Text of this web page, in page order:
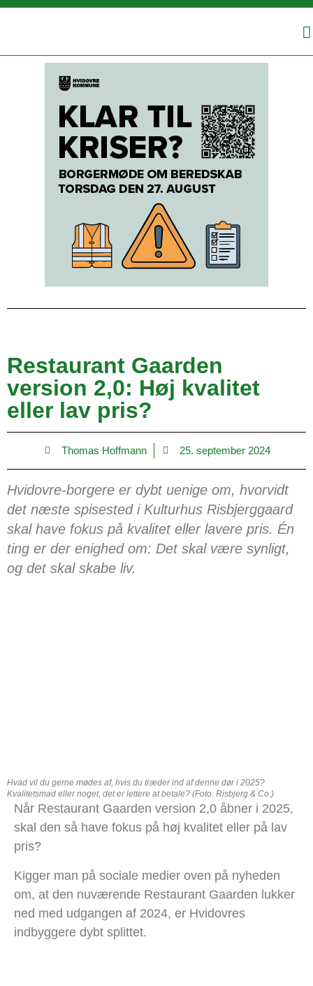
Restaurant Gaarden
version 2,0: Høj kvalitet
eller lav pris?
Thomas Hoffmann 25. september 2024
Hvidovre-borgere er dybt uenige om, hvorvidt
det næste spisested i Kulturhus Risbjerggaard
skal have fokus på kvalitet eller lavere pris. Én
ting er der enighed om: Det skal være synligt,
og det skal skabe liv.
Hvad vil du gerne mødes af, hvis du træder ind af denne dør i 2025?
Kvalitetsmad eller noget, det er lettere at betale? (Foto: Risbjerg & Co.)
Når Restaurant Gaarden version 2,0 åbner i 2025,
skal den så have fokus på høj kvalitet eller på lav
pris?
Kigger man på sociale medier oven på nyheden
om, at den nuværende Restaurant Gaarden lukker
ned med udgangen af 2024, er Hvidovres
indbyggere dybt splittet.